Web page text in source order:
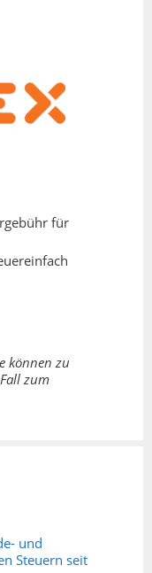
für
können zu
zum
und
Steuern seit